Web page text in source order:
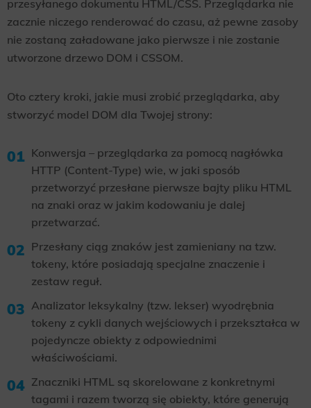
przesyłanego dokumentu HTML/CSS. Przeglądarka nie
zacznie niczego renderować do czasu, aż pewne zasoby
nie zostaną załadowane jako pierwsze i nie zostanie
utworzone drzewo DOM i CSSOM.
Oto cztery kroki, jakie musi zrobić przeglądarka, aby
stworzyć model DOM dla Twojej strony:
Konwersja – przeglądarka za pomocą nagłówka
HTTP (Content-Type) wie, w jaki sposób
przetworzyć przesłane pierwsze bajty pliku HTML
na znaki oraz w jakim kodowaniu je dalej
przetwarzać.
Przesłany ciąg znaków jest zamieniany na tzw.
tokeny, które posiadają specjalne znaczenie i
zestaw reguł.
Analizator leksykalny (tzw. lekser) wyodrębnia
tokeny z cykli danych wejściowych i przekształca w
pojedyncze obiekty z odpowiednimi
właściwościami.
Znaczniki HTML są skorelowane z konkretnymi
tagami i razem tworzą się obiekty, które generują